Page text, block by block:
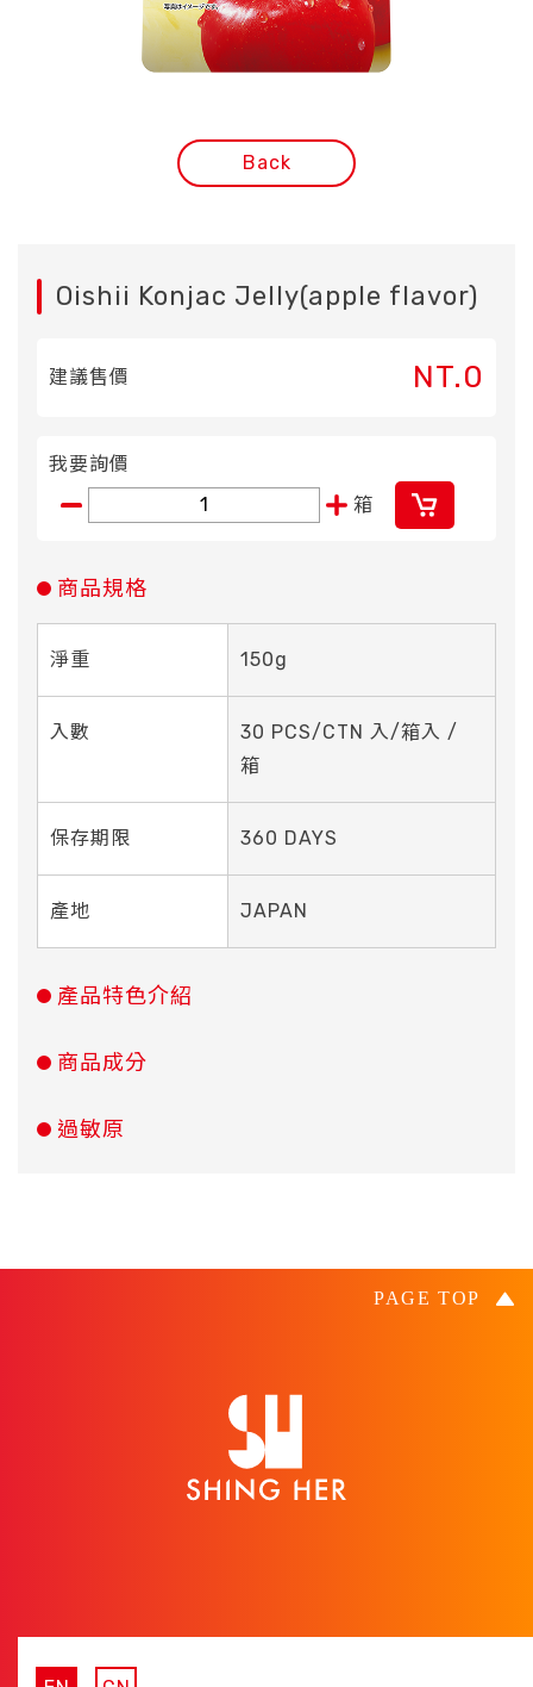
Back
Oishii Konjac Jelly(apple flavor)
建議售價 NT.0
我要詢價
箱
商品規格
淨重 150g
入數
30 PCS/CTN 入/箱入 /
箱
保存期限 360 DAYS
產地 JAPAN
產品特色介紹
商品成分
過敏原